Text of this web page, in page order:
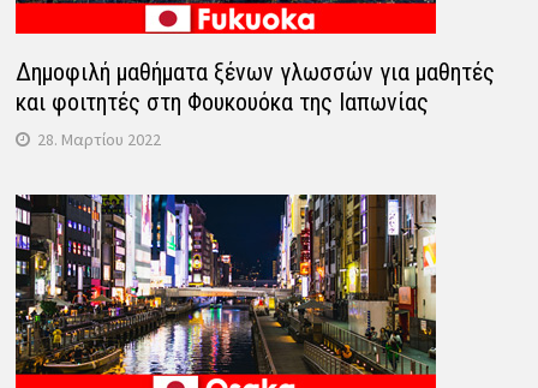
Δημοφιλή μαθήματα ξένων γλωσσών για μαθητές
και φοιτητές στη Φουκουόκα της Ιαπωνίας
28. Μαρτίου 2022